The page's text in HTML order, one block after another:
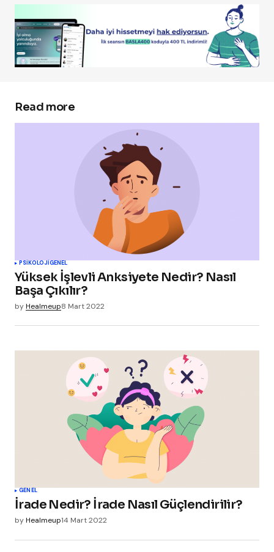
Read more
PSIKOLOJIGENEL
Yüksek İşlevli Anksiyete Nedir? Nasıl
Başa Çıkılır?
byHealmeup8 Mart 2022
GENEL
İrade Nedir? İrade Nasıl Güçlendirilir?
byHealmeup14 Mart 2022